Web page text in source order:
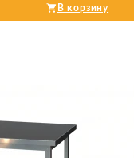
В корзину